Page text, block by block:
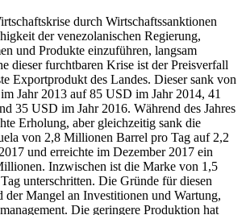
durch Wirtschaftssanktionen
der venezolanischen Regierung,
und Produkte einzuführen, langsam
dieser furchtbaren Krise ist der Preisverfall
Exportprodukt des Landes. Dieser sank von
Jahr 2013 auf 85 USD im Jahr 2014, 41
35 USD im Jahr 2016. Während des Jahres
Erholung, aber gleichzeitig sank die
von 2,8 Millionen Barrel pro Tag auf 2,2
und erreichte im Dezember 2017 ein
Inzwischen ist die Marke von 1,5
unterschritten. Die Gründe für diesen
der Mangel an Investitionen und Wartung,
Die geringere Produktion hat